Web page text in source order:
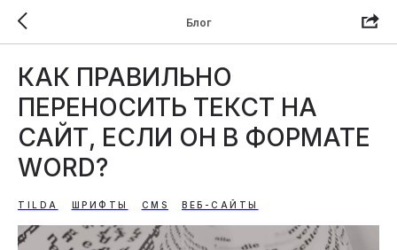
Блог
КАК ПРАВИЛЬНО
ПЕРЕНОСИТЬ ТЕКСТ НА
САЙТ, ЕСЛИ ОН В ФОРМАТЕ
WORD?
TILDA ШРИФТЫ CMS ВЕБ-САЙТЫ